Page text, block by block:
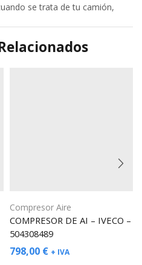
se trata de tu camión,
Compresor Aire
COMPRESOR DE AI – IVECO –
504308489
798,00 € + IVA